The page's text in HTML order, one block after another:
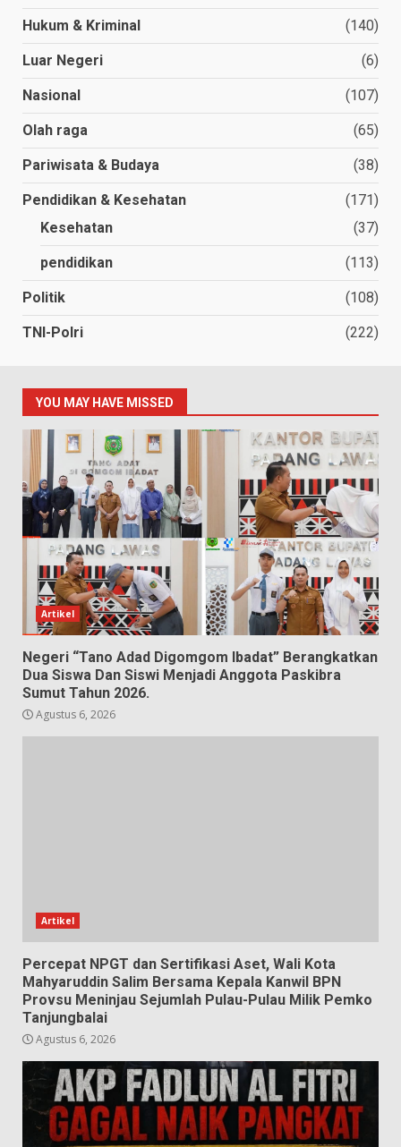
Hukum & Kriminal (140)
Luar Negeri (6)
Nasional (107)
Olah raga (65)
Pariwisata & Budaya (38)
Pendidikan & Kesehatan
(171)
Kesehatan
(37)
pendidikan (113)
Politik (108)
TNI-Polri (222)
YOU MAY HAVE MISSED
Artikel
Negeri “Tano Adad Digomgom Ibadat” Berangkatkan
Dua Siswa Dan Siswi Menjadi Anggota Paskibra
Sumut Tahun 2026.
Agustus 6, 2026
Artikel
Percepat NPGT dan Sertifikasi Aset, Wali Kota
Mahyaruddin Salim Bersama Kepala Kanwil BPN
Provsu Meninjau Sejumlah Pulau-Pulau Milik Pemko
Tanjungbalai
Agustus 6, 2026